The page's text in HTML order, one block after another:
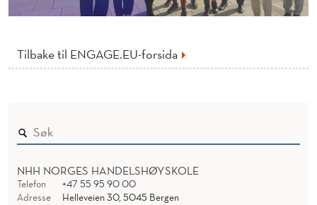
E
T Tilbake til ENGAGE.EU-forsida
NHH NORGES HANDELSHØYSKOLE
Telefon
+47 55 95 90 00
Adresse
Helleveien 30, 5045 Bergen